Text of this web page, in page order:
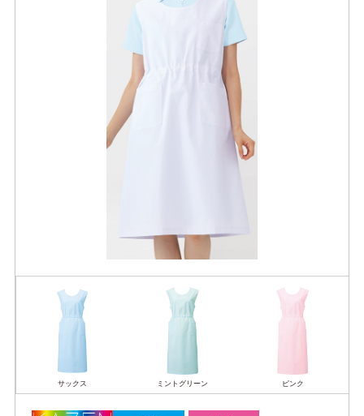
サックス ミントグリーン ピンク